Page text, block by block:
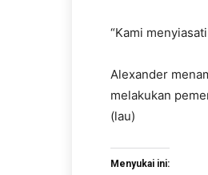
“Kami
Alexander
melakukan
(lau)
Menyukai ini: